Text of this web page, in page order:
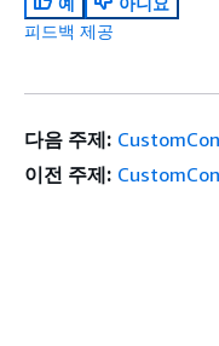
피드백 제공
다음 주제:
이전 주제: